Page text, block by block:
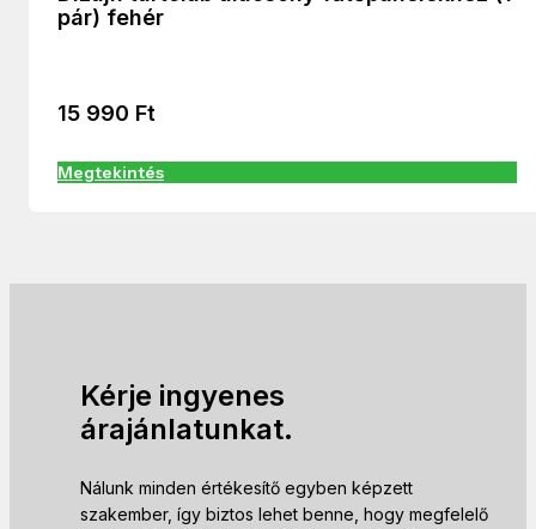
pár) fehér
15 990 Ft
Megtekintés
Kérje ingyenes
árajánlatunkat.
Nálunk minden értékesítő egyben képzett
szakember, így biztos lehet benne, hogy megfelelő